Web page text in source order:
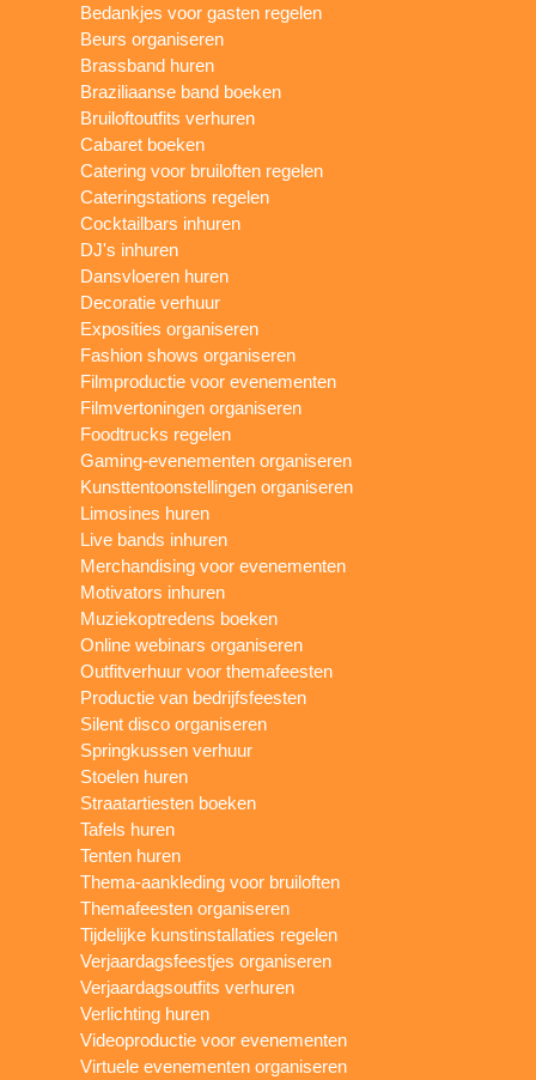
Bedankjes voor gasten regelen
Beurs organiseren
Brassband huren
Braziliaanse band boeken
Bruiloftoutfits verhuren
Cabaret boeken
Catering voor bruiloften regelen
Cateringstations regelen
Cocktailbars inhuren
DJ's inhuren
Dansvloeren huren
Decoratie verhuur
Exposities organiseren
Fashion shows organiseren
Filmproductie voor evenementen
Filmvertoningen organiseren
Foodtrucks regelen
Gaming-evenementen organiseren
Kunsttentoonstellingen organiseren
Limosines huren
Live bands inhuren
Merchandising voor evenementen
Motivators inhuren
Muziekoptredens boeken
Online webinars organiseren
Outfitverhuur voor themafeesten
Productie van bedrijfsfeesten
Silent disco organiseren
Springkussen verhuur
Stoelen huren
Straatartiesten boeken
Tafels huren
Tenten huren
Thema-aankleding voor bruiloften
Themafeesten organiseren
Tijdelijke kunstinstallaties regelen
Verjaardagsfeestjes organiseren
Verjaardagsoutfits verhuren
Verlichting huren
Videoproductie voor evenementen
Virtuele evenementen organiseren